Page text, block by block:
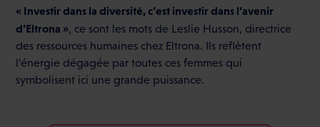
« Investir dans la diversité, c’est investir dans l’avenir
d’Eltrona », ce sont les mots de Leslie Husson, directrice
des ressources humaines chez Eltrona. Ils reflètent
l’énergie dégagée par toutes ces femmes qui
symbolisent ici une grande puissance.